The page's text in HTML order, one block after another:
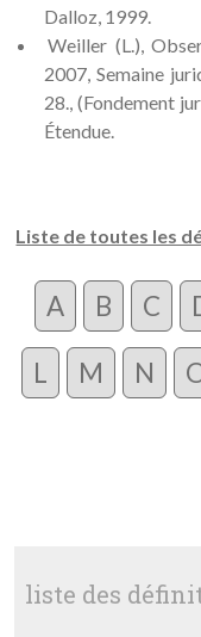
Dalloz, 1999.
Weiller (L.),
2007, Semaine
28., (Fondement
Étendue.
Liste de toutes les
A B C
L M N
liste des